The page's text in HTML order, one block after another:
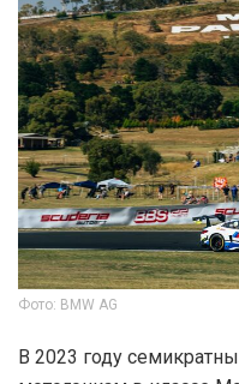
Фото: BMW AG
В 2023 году